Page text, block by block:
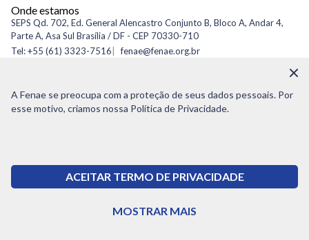
Onde estamos
SEPS Qd. 702, Ed. General Alencastro Conjunto B, Bloco A, Andar 4,
Parte A, Asa Sul Brasília / DF - CEP 70330-710
Tel: +55 (61) 3323-7516
fenae@fenae.org.br
Política de privacidade
A Fenae se preocupa com a proteção de seus dados pessoais. Por
esse motivo, criamos nossa Política de Privacidade.
ACEITAR TERMO DE PRIVACIDADE
MOSTRAR MAIS